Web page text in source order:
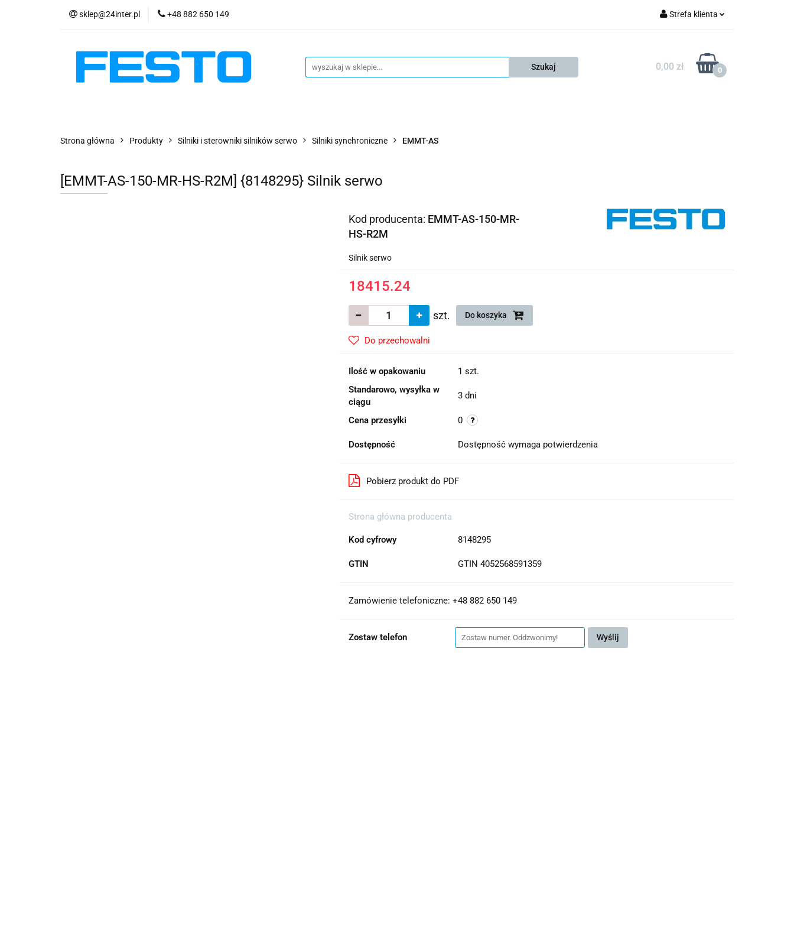
sklep@24inter.pl +48 882 650 149 Strefa klienta
Zarejestruj się
Dodaj zgłoszenie
0,00 zł 0
PRODUKTY
AKTUALNOŚCI KONTAKT KSP
Strona główna Produkty Silniki i sterowniki silników serwo Silniki synchroniczne EMMT-AS
[EMMT-AS-150-MR-HS-R2M] {8148295} Silnik serwo
Kod producenta: EMMT-AS-150-MR-
HS-R2M
Silnik serwo
18415.24
szt. Do koszyka
Do przechowalni
Ilość w opakowaniu
1 szt.
Standarowo, wysyłka w
ciągu
3 dni
Cena przesyłki 0
Dostępność Dostępność wymaga potwierdzenia
Pobierz produkt do PDF
Strona główna producenta
Kod cyfrowy 8148295
GTIN GTIN 4052568591359
Zamówienie telefoniczne: +48 882 650 149
Zostaw telefon Wyślij